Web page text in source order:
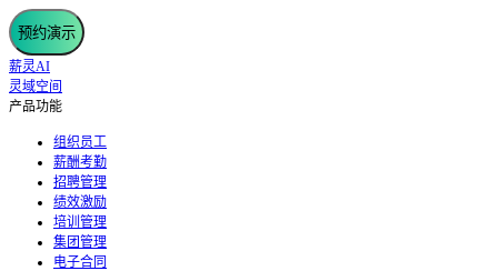
预约演示
薪灵AI
灵域空间
产品功能
组织员工
薪酬考勤
招聘管理
绩效激励
培训管理
集团管理
电子合同